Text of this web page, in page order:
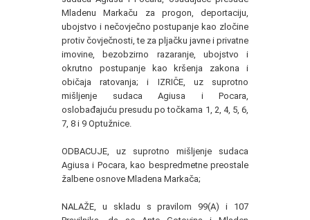
Mladenu Markaču za progon, deportaciju,
ubojstvo i nečovječno postupanje kao zločine
protiv čovječnosti, te za pljačku javne i privatne
imovine, bezobzirno razaranje, ubojstvo i
okrutno postupanje kao kršenja zakona i
običaja ratovanja; i IZRIČE, uz suprotno
mišljenje sudaca Agiusa i Pocara,
oslobađajuću presudu po točkama 1, 2, 4, 5, 6,
7, 8 i 9 Optužnice.
ODBACUJE, uz suprotno mišljenje sudaca
Agiusa i Pocara, kao bespredmetne preostale
žalbene osnove Mladena Markača;
NALAŽE, u skladu s pravilom 99(A) i 107